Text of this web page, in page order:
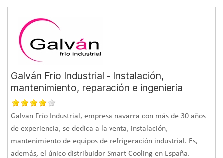
Galván Frio Industrial - Instalación,
mantenimiento, reparación e ingeniería
Galvan Frío Industrial, empresa navarra con más de 30 años
de experiencia, se dedica a la venta, instalación,
mantenimiento de equipos de refrigeración industrial. Es,
además, el único distribuidor Smart Cooling en España.